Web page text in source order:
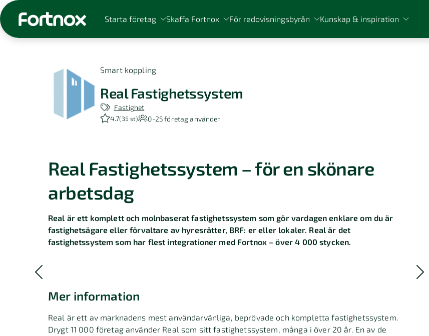
Starta företag Skaffa Fortnox För redovisningsbyrån Kunskap & inspiration
Sök på Fortnox
Smart koppling
Real Fastighetssystem
Fastighet
4.7(35 st) 0-25företag använder
Real Fastighetssystem – för en skönare
arbetsdag
Real är ett komplett och molnbaserat fastighetssystem som gör vardagen enklare om du är
fastighetsägare eller förvaltare av hyresrätter, BRF: er eller lokaler. Real är det
fastighetssystem som har flest integrationer med Fortnox – över 4 000 stycken.
Mer information
Real är ett av marknadens mest användarvänliga, beprövade och kompletta fastighetssystem.
Drygt 11 000 företag använder Real som sitt fastighetssystem, många i över 20 år. En av de